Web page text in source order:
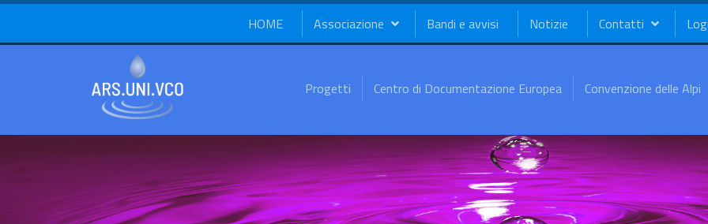
HOME Associazione Bandi e avvisi Notizie Contatti
Progetti Centro di Documentazione Europea Convenzione delle Alpi